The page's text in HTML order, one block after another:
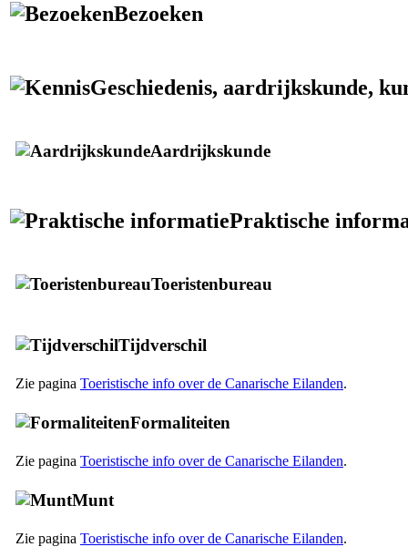
Bezoeken
Geschiedenis, aardrijkskunde,
Aardrijkskunde
Praktische
Toeristenbureau
Tijdverschil
Zie pagina Toeristische info over de Canarische Eilanden.
Formaliteiten
Zie pagina Toeristische info over de Canarische Eilanden.
Munt
Zie pagina Toeristische info over de Canarische Eilanden.